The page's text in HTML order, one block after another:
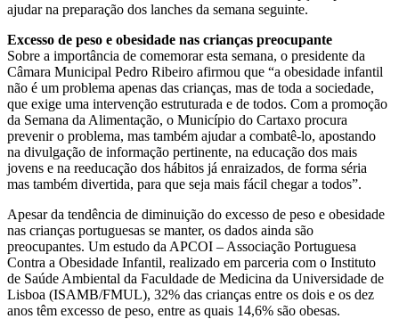
ajudar na preparação dos lanches da semana seguinte.
Excesso de peso e obesidade nas crianças preocupante
Sobre a importância de comemorar esta semana, o presidente da
Câmara Municipal Pedro Ribeiro afirmou que “a obesidade infantil
não é um problema apenas das crianças, mas de toda a sociedade,
que exige uma intervenção estruturada e de todos. Com a promoção
da Semana da Alimentação, o Município do Cartaxo procura
prevenir o problema, mas também ajudar a combatê-lo, apostando
na divulgação de informação pertinente, na educação dos mais
jovens e na reeducação dos hábitos já enraizados, de forma séria
mas também divertida, para que seja mais fácil chegar a todos”.
Apesar da tendência de diminuição do excesso de peso e obesidade
nas crianças portuguesas se manter, os dados ainda são
preocupantes. Um estudo da APCOI – Associação Portuguesa
Contra a Obesidade Infantil, realizado em parceria com o Instituto
de Saúde Ambiental da Faculdade de Medicina da Universidade de
Lisboa (ISAMB/FMUL), 32% das crianças entre os dois e os dez
anos têm excesso de peso, entre as quais 14,6% são obesas.